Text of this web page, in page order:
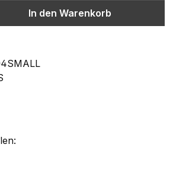
Wert ein oder benutze die Schaltflächen
In den Warenkorb